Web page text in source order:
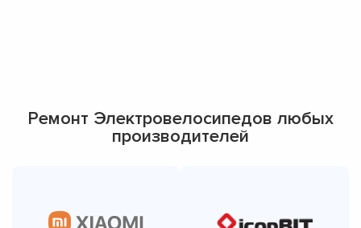
Ремонт Электровелосипедов любых
производителей